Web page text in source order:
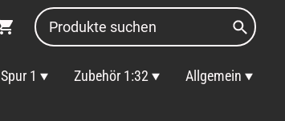
Spur 1 Zubehör 1:32 Allgemein